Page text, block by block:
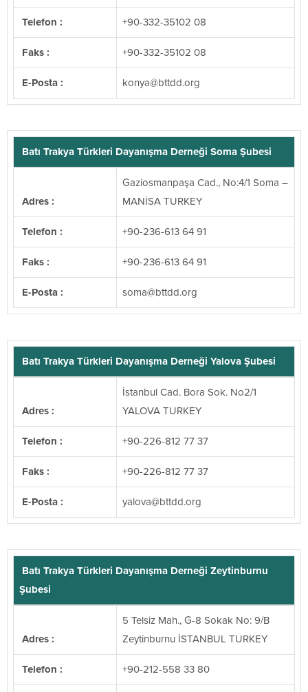
Telefon : +90-332-35102 08
Faks : +90-332-35102 08
E-Posta : gro.ddttb
@aynok
Batı Trakya Türkleri Dayanışma Derneği Soma Şubesi
Adres :
Gaziosmanpaşa Cad., No:4/1 Soma –
MANİSA TURKEY
Telefon : +90-236-613 64 91
Faks : +90-236-613 64 91
E-Posta : gro.ddttb
@amos
Batı Trakya Türkleri Dayanışma Derneği Yalova Şubesi
Adres :
İstanbul Cad. Bora Sok. No2/1
YALOVA TURKEY
Telefon : +90-226-812 77 37
Faks : +90-226-812 77 37
E-Posta : gro.ddttb
@avolay
Batı Trakya Türkleri Dayanışma Derneği Zeytinburnu
Şubesi
Adres :
5 Telsiz Mah., G-8 Sokak No: 9/B
Zeytinburnu İSTANBUL TURKEY
Telefon : +90-212-558 33 80